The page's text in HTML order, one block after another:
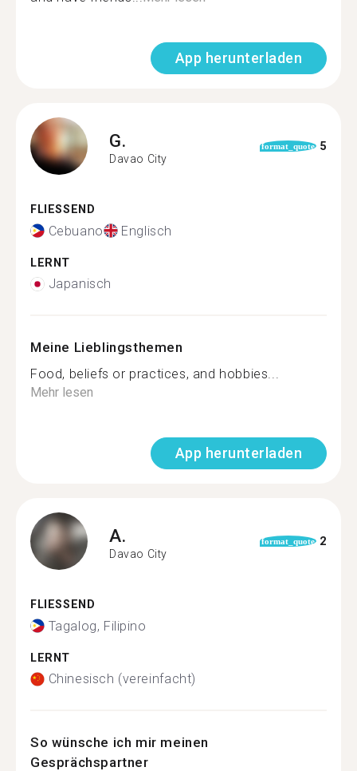
App herunterladen
G.
Davao City
format_quote 5
FLIESSEND
Cebuano Englisch
LERNT
Japanisch
Meine Lieblingsthemen
Food, beliefs or practices, and hobbies...
Mehr lesen
App herunterladen
A.
Davao City
format_quote 2
FLIESSEND
Tagalog, Filipino
LERNT
Chinesisch (vereinfacht)
So wünsche ich mir meinen
Gesprächspartner